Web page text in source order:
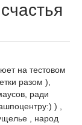
на тестовом
разом ),
ради
) ,
, народ